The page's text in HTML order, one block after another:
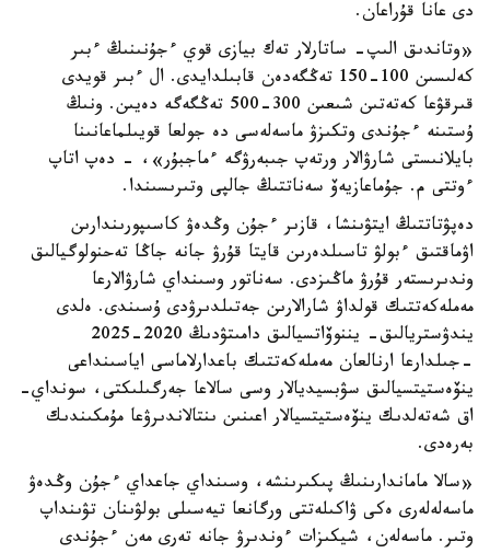
دى عانا قۇراعان.
«وتاندىق الىپ- ساتارلار تەك بيازى قوي ءجۇنىنىڭ ءبىر
كەلىسىن 100-150 تەڭگەدەن قابىلدايدى. ال ءبىر قويدى
قىرقۋعا كەتەتىن شىعىن 300-500 تەڭگەگە دەيىن. ونىڭ
ۇستىنە ءجۇندى وتكىزۋ ماسەلەسى دە جولعا قويىلماعانىنا
بايلانىستى شارۋالار ورتەپ جىبەرۋگە ءماجبۇر»، - دەپ اتاپ
ءوتتى م. جۇماعازيەۆ سەناتتىڭ جالپى وتىرىسىندا.
دەپۋتاتتىڭ ايتۋىنشا، قازىر ءجۇن وڭدەۋ كاسىپورىندارىن
اۋماقتىق ءبولۋ تاسىلدەرىن قايتا قۇرۋ جانە جاڭا تەحنولوگيالىق
وندىرىستەر قۇرۋ ماڭىزدى. سەناتور وسىنداي شارۋالارعا
مەملەكەتتىك قولداۋ شارالارىن جەتىلدىرۋدى ۇسىندى. ەلدى
يندۋستريالىق- يننوۆاتسيالىق دامىتۋدىڭ 2020-2025
-جىلدارعا ارنالعان مەملەكەتتىك باعدارلاماسى اياسىنداعى
ينۆەستيتسيالىق سۋبسيديالار وسى سالاعا جەرگىلىكتى، سونداي-
اق شەتەلدىك ينۆەستيتسيالار اعىنىن ىنتالاندىرۋعا مۇمكىندىك
بەرەدى.
«سالا ماماندارىنىڭ پىكىرىنشە، وسىنداي جاعداي ءجۇن وڭدەۋ
ماسەلەلەرى ەكى ۋاكىلەتتى ورگانعا تيەسىلى بولۋىنان تۋىنداپ
وتىر. ماسەلەن، شيكىزات ءوندىرۋ جانە تەرى مەن ءجۇندى